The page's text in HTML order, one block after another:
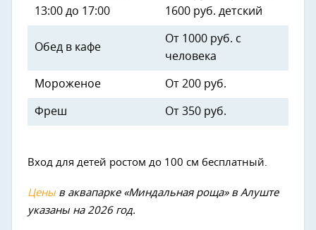
13:00 до 17:00
1600 руб. детский
Обед в кафе
От 1000 руб. с
человека
Мороженое От 200 руб.
Фреш От 350 руб.
Вход для детей ростом до 100 см бесплатный.
Цены в аквапарке «Миндальная роща» в Алуште
указаны на 2026 год.